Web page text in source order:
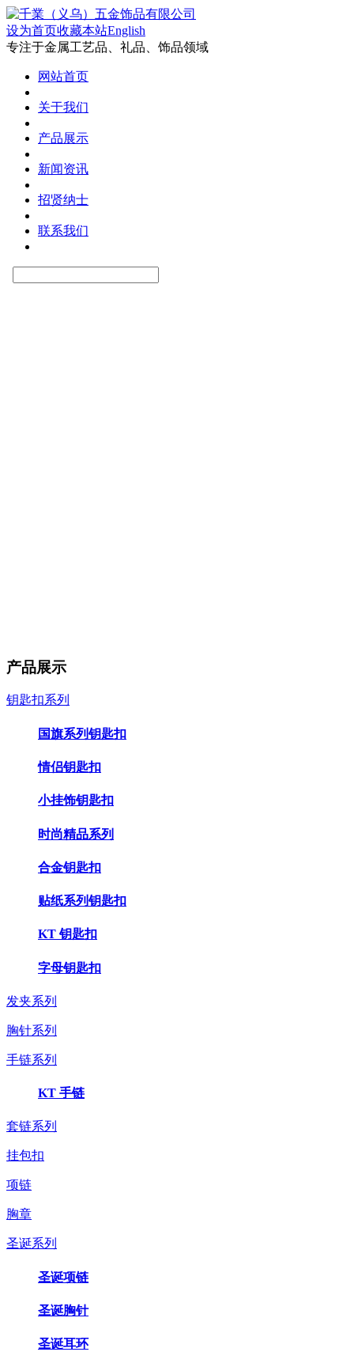
设为首页收藏本站English
专注于金属工艺品、礼品、饰品领域
网站首页
关于我们
产品展示
新闻资讯
招贤纳士
联系我们
产品展示
钥匙扣系列
国旗系列钥匙扣
情侣钥匙扣
小挂饰钥匙扣
时尚精品系列
合金钥匙扣
贴纸系列钥匙扣
KT 钥匙扣
字母钥匙扣
发夹系列
胸针系列
手链系列
KT 手链
套链系列
挂包扣
项链
胸章
圣诞系列
圣诞项链
圣诞胸针
圣诞耳环